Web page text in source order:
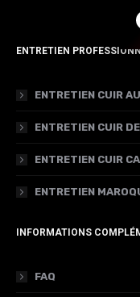
ENTRETIEN
ENTRETIEN CUIR
ENTRETIEN CUIR
ENTRETIEN CUIR
ENTRETIEN
INFORMATIONS
FAQ